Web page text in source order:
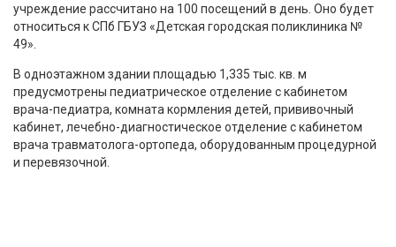
учреждение рассчитано на 100 посещений в день. Оно будет
относиться к СПб ГБУЗ «Детская городская поликлиника №
49».
В одноэтажном здании площадью 1,335 тыс. кв. м
предусмотрены педиатрическое отделение с кабинетом
врача-педиатра, комната кормления детей, прививочный
кабинет, лечебно-диагностическое отделение с кабинетом
врача травматолога-ортопеда, оборудованным процедурной
и перевязочной.